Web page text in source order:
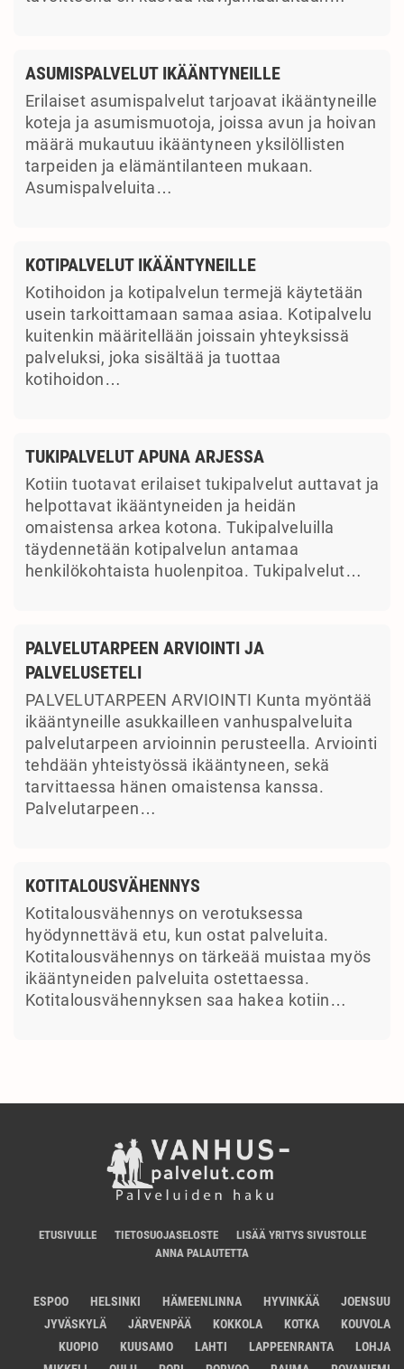
ASUMISPALVELUT IKÄÄNTYNEILLE
Erilaiset asumispalvelut tarjoavat ikääntyneille
koteja ja asumismuotoja, joissa avun ja hoivan
määrä mukautuu ikääntyneen yksilöllisten
tarpeiden ja elämäntilanteen mukaan.
Asumispalveluita…
KOTIPALVELUT IKÄÄNTYNEILLE
Kotihoidon ja kotipalvelun termejä käytetään
usein tarkoittamaan samaa asiaa. Kotipalvelu
kuitenkin määritellään joissain yhteyksissä
palveluksi, joka sisältää ja tuottaa
kotihoidon…
TUKIPALVELUT APUNA ARJESSA
Kotiin tuotavat erilaiset tukipalvelut auttavat ja
helpottavat ikääntyneiden ja heidän
omaistensa arkea kotona. Tukipalveluilla
täydennetään kotipalvelun antamaa
henkilökohtaista huolenpitoa. Tukipalvelut…
PALVELUTARPEEN ARVIOINTI JA
PALVELUSETELI
PALVELUTARPEEN ARVIOINTI Kunta myöntää
ikääntyneille asukkailleen vanhuspalveluita
palvelutarpeen arvioinnin perusteella. Arviointi
tehdään yhteistyössä ikääntyneen, sekä
tarvittaessa hänen omaistensa kanssa.
Palvelutarpeen…
KOTITALOUSVÄHENNYS
Kotitalousvähennys on verotuksessa
hyödynnettävä etu, kun ostat palveluita.
Kotitalousvähennys on tärkeää muistaa myös
ikääntyneiden palveluita ostettaessa.
Kotitalousvähennyksen saa hakea kotiin…
ETUSIVULLE TIETOSUOJASELOSTE
LISÄÄ YRITYS SIVUSTOLLE
ANNA PALAUTETTA
ESPOO HELSINKI HÄMEENLINNA HYVINKÄÄ
JOENSUU
JYVÄSKYLÄ
JÄRVENPÄÄ KOKKOLA KOTKA
KOUVOLA
KUOPIO
KUUSAMO LAHTI LAPPEENRANTA
LOHJA